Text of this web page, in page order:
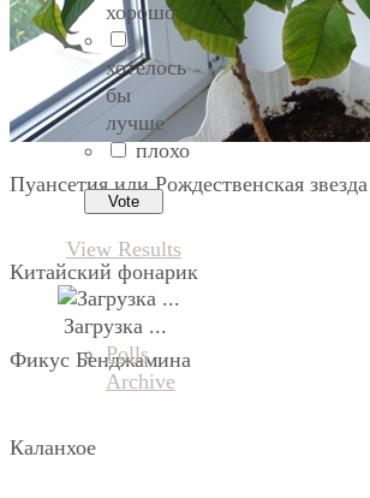
Пуансетия или Рождественская звезда
Китайский фонарик
Фикус Бенджамина
Каланхое
хорошо
хотелось
бы
лучше
плохо
View Results
Загрузка ...
Polls
Archive